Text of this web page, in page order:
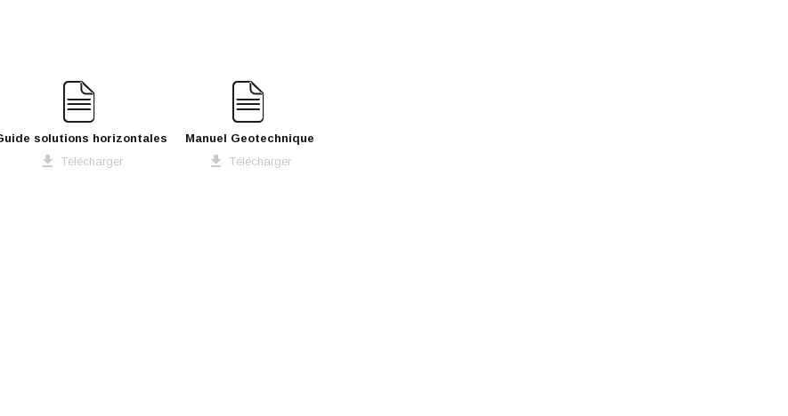
solutions horizontales
Télécharger
Manuel Geotechnique
Télécharger